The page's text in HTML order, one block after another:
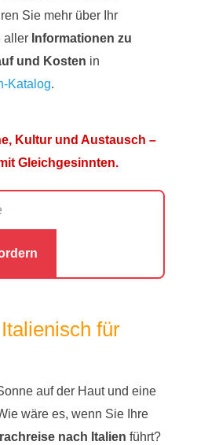
Sie mehr über Ihr
aller Informationen zu
und Kosten in
Katalog.
Kultur und Austausch –
Gleichgesinnten.
für
auf der Haut und eine
wäre es, wenn Sie Ihre
nach Italien führt?